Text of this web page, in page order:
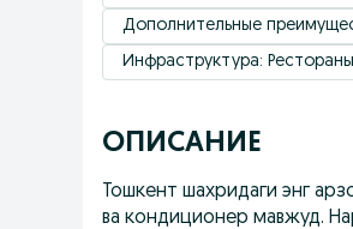
Дополнительные
Инфраструктура:
ОПИСАНИЕ
Тошкент шахридаги энг
ва кондиционер мавжуд.